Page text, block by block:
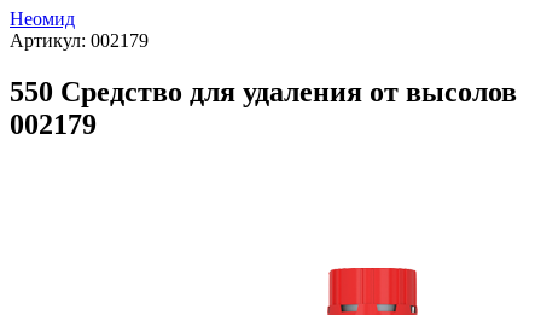
Неомид
Артикул: 002179
550 Средство для удаления от высолов
002179